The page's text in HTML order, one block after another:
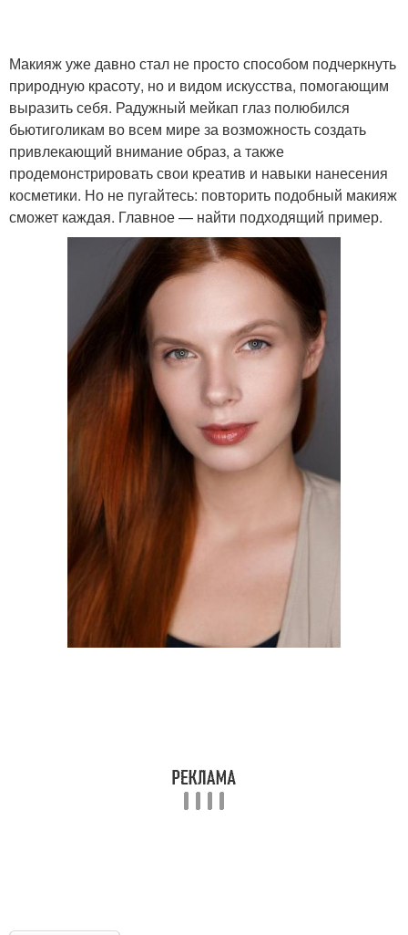
Макияж уже давно стал не просто способом подчеркнуть
природную красоту, но и видом искусства, помогающим
выразить себя. Радужный мейкап глаз полюбился
бьютиголикам во всем мире за возможность создать
привлекающий внимание образ, а также
продемонстрировать свои креатив и навыки нанесения
косметики. Но не пугайтесь: повторить подобный макияж
сможет каждая. Главное — найти подходящий пример.